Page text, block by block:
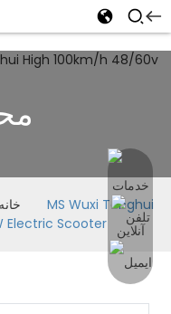
خانه
Electric Scooter